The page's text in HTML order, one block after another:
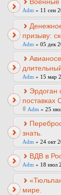
Adm » 11 сен
призыву:
Adm » 05 дек
Adm » 15 мар
Эрдоган
поставках
Adm » 25
знать.
Adm » 24 окт
ВДВ в
Adm » 18 июл
мире.